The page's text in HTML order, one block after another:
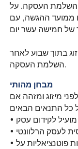
השלמת העסקה. על
לסיים את האישור בתוך 90 יום ממועד ההגשה, עם
בתוך שבוע לאחר
השלמת העסקה.
מבחן מהותי
מיזוג ומזהה אם
• המיזוג אינו כרוך בהשפעות מזיקות פוטנציאליות על